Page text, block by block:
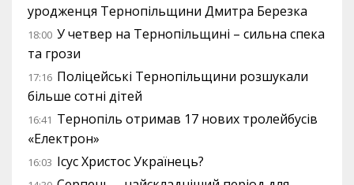
уродженця Тернопільщини Дмитра Березка
18:00 У четвер на Тернопільщині – сильна спека
та грози
17:16 Поліцейські Тернопільщини розшукали
більше сотні дітей
16:41 Тернопіль отримав 17 нових тролейбусів
«Електрон»
16:03 Ісус Христос Українець?